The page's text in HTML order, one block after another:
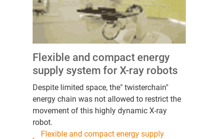
Flexible and compact energy
supply system for X-ray robots
Despite limited space, the" twisterchain"
energy chain was not allowed to restrict the
movement of this highly dynamic X-ray
robot.
Flexible and compact energy supply